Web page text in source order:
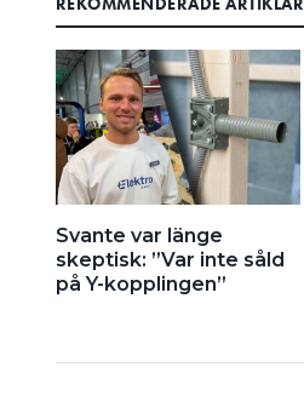
Svante var länge
skeptisk: ”Var inte såld
på Y-kopplingen”